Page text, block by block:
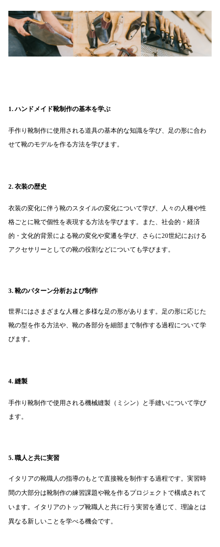
1. ハンドメイド靴制作の基本を学ぶ
手作り靴制作に使用される道具の基本的な知識を学び、足の形に合わ
せて靴のモデルを作る方法を学びます。
2. 衣装の歴史
衣装の変化に伴う靴のスタイルの変化について学び、人々の人種や性
格ごとに靴で個性を表現する方法を学びます。また、社会的・経済
的・文化的背景による靴の変化や変遷を学び、さらに20世紀における
アクセサリーとしての靴の役割などについても学びます。
3. 靴のパターン分析および制作
世界にはさまざまな人種と多様な足の形があります。足の形に応じた
靴の型を作る方法や、靴の各部分を細部まで制作する過程について学
びます。
4. 縫製
手作り靴制作で使用される機械縫製（ミシン）と手縫いについて学び
ます。
5. 職人と共に実習
イタリアの靴職人の指導のもとで直接靴を制作する過程です。実習時
間の大部分は靴制作の練習課題や靴を作るプロジェクトで構成されて
います。イタリアのトップ靴職人と共に行う実習を通じて、理論とは
異なる新しいことを学べる機会です。